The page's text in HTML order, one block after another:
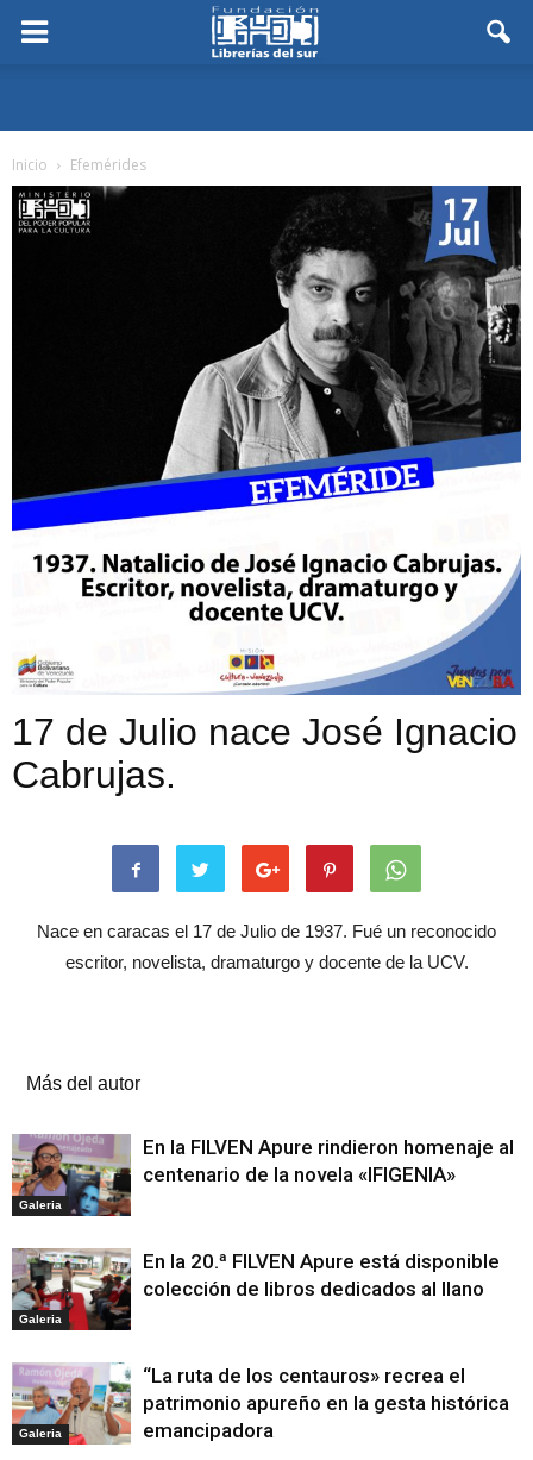
Inicio Efemérides
17 de Julio nace José Ignacio
Cabrujas.
Nace en caracas el 17 de Julio de 1937. Fué un reconocido
escritor, novelista, dramaturgo y docente de la UCV.
Más del autor
Galeria
En la FILVEN Apure rindieron homenaje al
centenario de la novela «IFIGENIA»
Galeria
En la 20.ª FILVEN Apure está disponible
colección de libros dedicados al llano
Galeria
“La ruta de los centauros» recrea el
patrimonio apureño en la gesta histórica
emancipadora